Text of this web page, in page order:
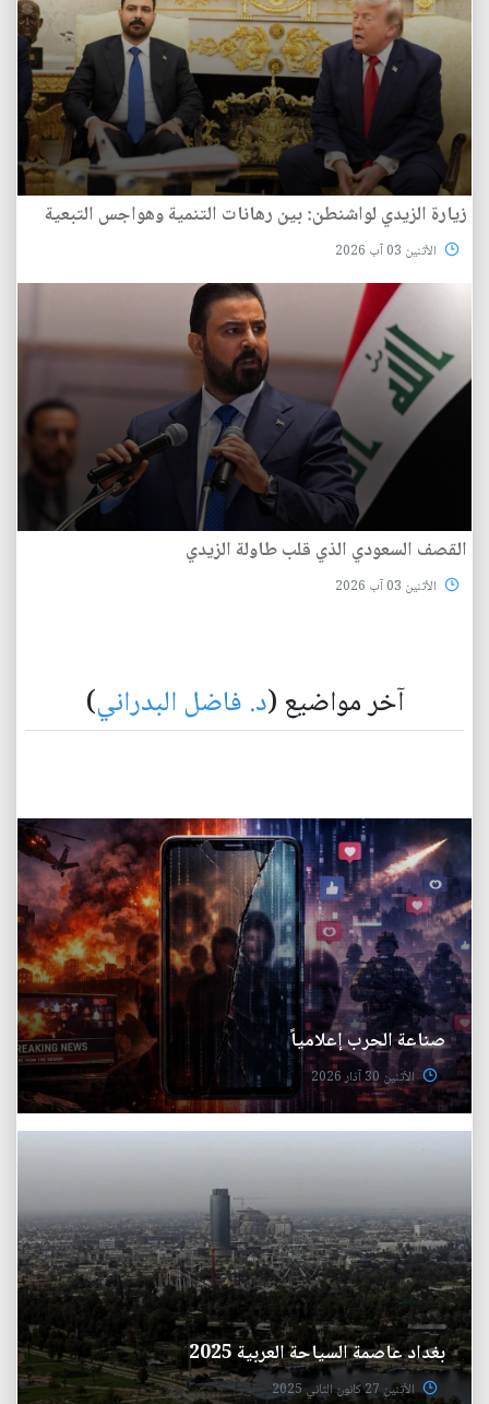
زيارة الزيدي لواشنطن: بين رهانات التنمية وهواجس التبعية
الأثنين 03 آب 2026
القصف السعودي الذي قلب طاولة الزيدي
الأثنين 03 آب 2026
آخر مواضيع (د. فاضل البدراني)
صناعة الحرب إعلامياً
الأثنين 30 آذار 2026
بغداد عاصمة السياحة العربية 2025
الأثنين 27 كانون الثاني 2025